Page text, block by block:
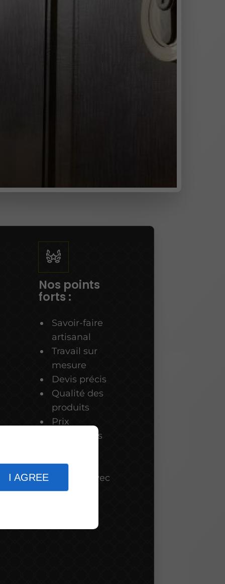
I AGREE
Nos points
forts :
Savoir-faire
artisanal
Travail sur
mesure
Devis précis
Qualité des
produits
Prix
abordables
Excellente
relation avec
les clients